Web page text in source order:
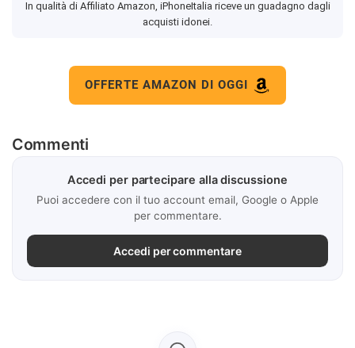
In qualità di Affiliato Amazon, iPhoneItalia riceve un guadagno dagli
acquisti idonei.
OFFERTE AMAZON DI OGGI
Commenti
Accedi per partecipare alla discussione
Puoi accedere con il tuo account email, Google o Apple
per commentare.
Accedi per commentare